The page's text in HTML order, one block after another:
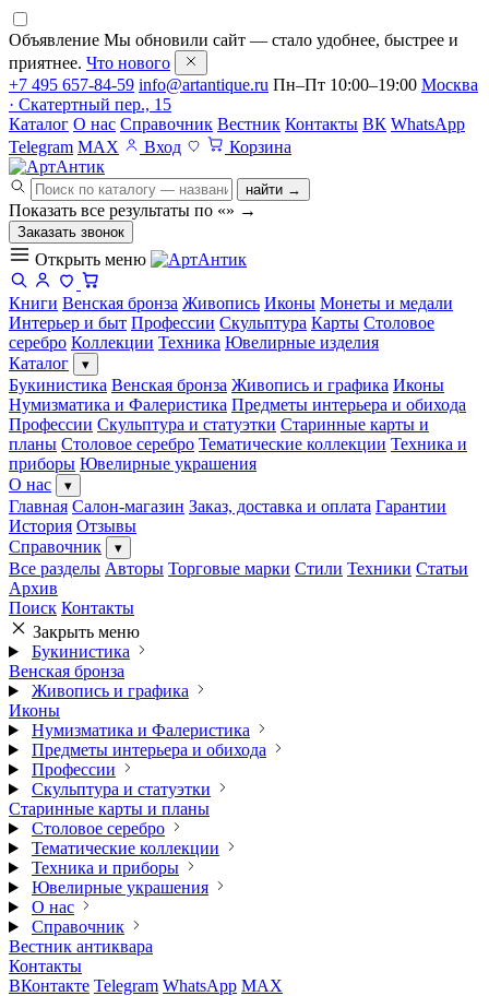
Объявление Мы обновили сайт — стало удобнее, быстрее и
приятнее. Что нового
+7 495 657-84-59 info@artantique.ru Пн–Пт 10:00–19:00 Москва
· Скатертный пер., 15
Каталог О нас Справочник Вестник Контакты ВК WhatsApp
Telegram MAX Вход Корзина
найти →
Показать все результаты по «» →
Заказать звонок
Открыть меню
Книги Венская бронза Живопись Иконы Монеты и медали
Интерьер и быт Профессии Скульптура Карты Столовое
серебро Коллекции Техника Ювелирные изделия
Каталог
▾
Букинистика Венская бронза Живопись и графика Иконы
Нумизматика и Фалеристика Предметы интерьера и обихода
Профессии Скульптура и статуэтки Старинные карты и
планы Столовое серебро Тематические коллекции Техника и
приборы Ювелирные украшения
О нас
▾
Главная Салон-магазин Заказ, доставка и оплата Гарантии
История Отзывы
Справочник
▾
Все разделы Авторы Торговые марки Стили Техники Статьи
Архив
Поиск Контакты
Закрыть меню
Букинистика
Венская бронза
Живопись и графика
Иконы
Нумизматика и Фалеристика
Предметы интерьера и обихода
Профессии
Скульптура и статуэтки
Старинные карты и планы
Столовое серебро
Тематические коллекции
Техника и приборы
Ювелирные украшения
О нас
Справочник
Вестник антиквара
Контакты
ВКонтакте Telegram WhatsApp MAX